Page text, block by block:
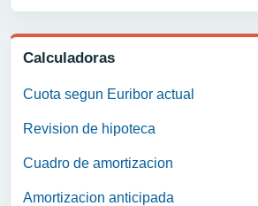
Calculadoras
Cuota segun Euribor actual
Revision de hipoteca
Cuadro de amortizacion
Amortizacion anticipada